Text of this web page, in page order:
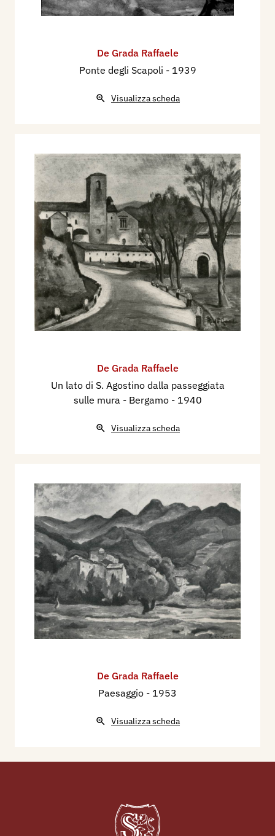
De Grada Raffaele
Ponte degli Scapoli - 1939
Visualizza scheda
De Grada Raffaele
Un lato di S. Agostino dalla passeggiata
sulle mura - Bergamo - 1940
Visualizza scheda
De Grada Raffaele
Paesaggio - 1953
Visualizza scheda